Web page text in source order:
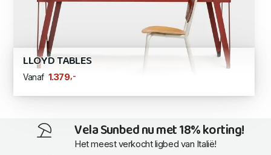
LLOYD TABLES
Vanaf 1.379,-
Vela Sunbed nu met 18% korting!
Het meest verkocht ligbed van Italië!